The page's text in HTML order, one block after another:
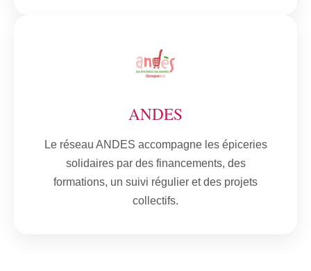
ANDES
Le réseau ANDES accompagne les épiceries
solidaires par des financements, des
formations, un suivi régulier et des projets
collectifs.